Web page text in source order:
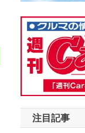
注目記事